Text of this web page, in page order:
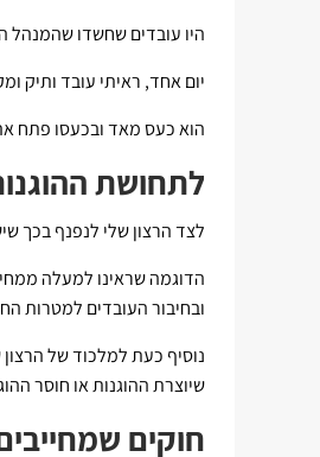
היו עובדים שחשדו שהמנהל
יום אחד, ראיתי עובד ותיק
הוא כעס מאד ובכעסו פתח
לתחושת
לצד הרצון שלי לנפנף בכך
הדוגמה שראינו למעלה
ובחיבור העובדים למטרות
נוסיף כעת למלכוד של
שיוצרת ההוגנות או חוסר
חוקים